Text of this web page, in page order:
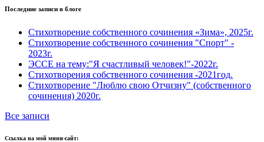
Последние записи в блоге
Стихотворение собственного сочинения «Зима», 2025г.
Стихотворение собственного сочинения "Спорт" -
2023г.
ЭССЕ на тему:"Я счастливый человек!"-2022г.
Стихотворения собственного сочинения -2021год.
Стихотворение "Люблю свою Отчизну" (собственного
сочинения) 2020г.
Все записи
Ссылка на мой мини-сайт: